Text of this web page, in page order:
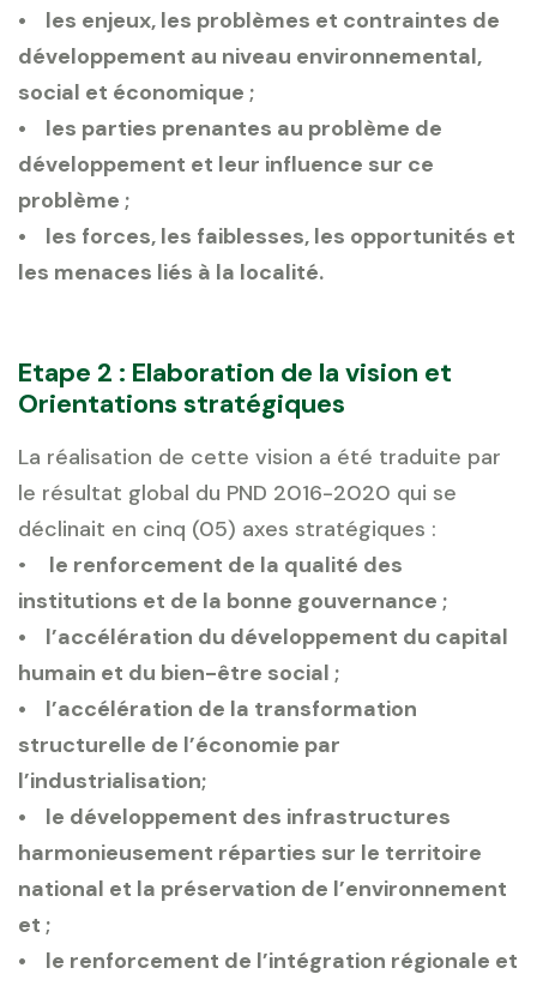
• les enjeux, les problèmes et contraintes de
développement au niveau environnemental,
social et économique ;
• les parties prenantes au problème de
développement et leur influence sur ce
problème ;
• les forces, les faiblesses, les opportunités et
les menaces liés à la localité.
Etape 2 : Elaboration de la vision et
Orientations stratégiques
La réalisation de cette vision a été traduite par
le résultat global du PND 2016-2020 qui se
déclinait en cinq (05) axes stratégiques :
•
le renforcement de la qualité des
institutions et de la bonne gouvernance ;
• l’accélération du développement du capital
humain et du bien-être social ;
• l’accélération de la transformation
structurelle de l’économie par
l’industrialisation;
• le développement des infrastructures
harmonieusement réparties sur le territoire
national et la préservation de l’environnement
et ;
• le renforcement de l’intégration régionale et